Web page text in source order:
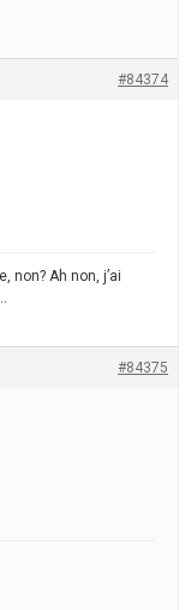
#84374
non? Ah non, j’ai
#84375